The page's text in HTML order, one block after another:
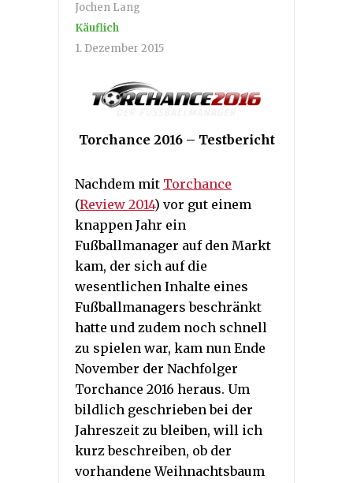
Jochen Lang
Käuflich
1. Dezember 2015
Torchance 2016 – Testbericht
Nachdem mit Torchance
(Review 2014) vor gut einem
knappen Jahr ein
Fußballmanager auf den Markt
kam, der sich auf die
wesentlichen Inhalte eines
Fußballmanagers beschränkt
hatte und zudem noch schnell
zu spielen war, kam nun Ende
November der Nachfolger
Torchance 2016 heraus. Um
bildlich geschrieben bei der
Jahreszeit zu bleiben, will ich
kurz beschreiben, ob der
vorhandene Weihnachtsbaum